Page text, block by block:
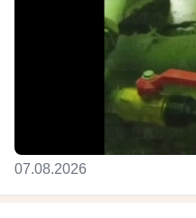
07.08.2026